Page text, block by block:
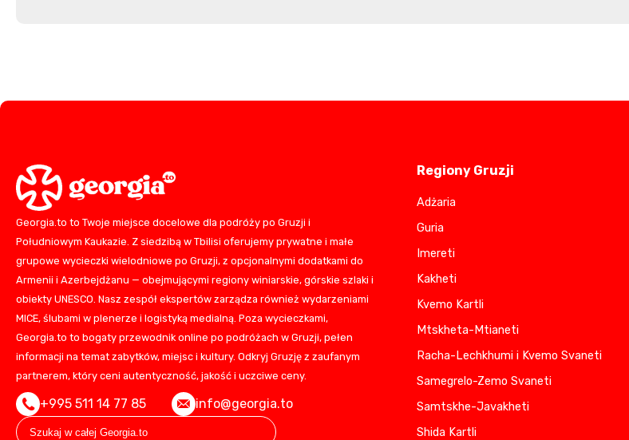
Georgia.to to Twoje miejsce docelowe dla podróży po Gruzji i
Południowym Kaukazie. Z siedzibą w Tbilisi oferujemy prywatne i małe
grupowe wycieczki wielodniowe po Gruzji, z opcjonalnymi dodatkami do
Armenii i Azerbejdżanu — obejmującymi regiony winiarskie, górskie szlaki i
obiekty UNESCO. Nasz zespół ekspertów zarządza również wydarzeniami
MICE, ślubami w plenerze i logistyką medialną. Poza wycieczkami,
Georgia.to to bogaty przewodnik online po podróżach w Gruzji, pełen
informacji na temat zabytków, miejsc i kultury. Odkryj Gruzję z zaufanym
partnerem, który ceni autentyczność, jakość i uczciwe ceny.
+995 511 14 77 85 info@georgia.to
Regiony Gruzji
Adżaria
Guria
Imereti
Kakheti
Kvemo Kartli
Mtskheta-Mtianeti
Racha-Lechkhumi i Kvemo Svaneti
Samegrelo-Zemo Svaneti
Samtskhe-Javakheti
Shida Kartli